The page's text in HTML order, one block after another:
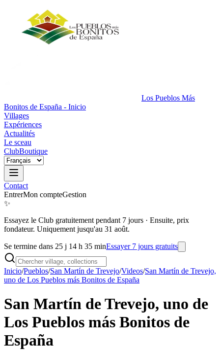
Los Pueblos Más
Bonitos de España - Inicio
Villages
Expériences
Actualités
Le sceau
ClubBoutique
Contact
EntrerMon compteGestion
✨
Essayez le Club gratuitement pendant 7 jours · Ensuite, prix
fondateur. Uniquement jusqu'au 31 août.
Se termine dans 25 j 14 h 35 minEssayer 7 jours gratuits
Inicio/Pueblos/San Martín de Trevejo/Videos/San Martín de Trevejo,
uno de Los Pueblos más Bonitos de España
San Martín de Trevejo, uno de
Los Pueblos más Bonitos de
España